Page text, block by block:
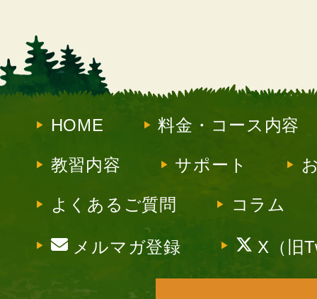
HOME 料金・コース内容
教習内容 サポート
よくあるご質問 コラム
メルマガ登録 X（旧